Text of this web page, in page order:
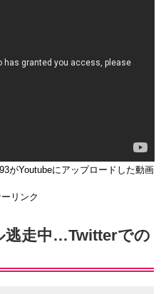
がYoutubeにアップロードした動画
リンク
逃走中…Twitterでの